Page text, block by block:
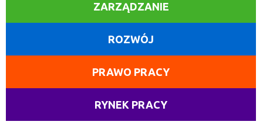
ZARZĄDZANIE
ROZWÓJ
PRAWO PRACY
RYNEK PRACY